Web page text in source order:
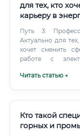
для тех, кто
карьеру в
Путь 3:
Актуально для
хочет сменить
работе с
обучение +
Читать статью →
Кто такой
горных и